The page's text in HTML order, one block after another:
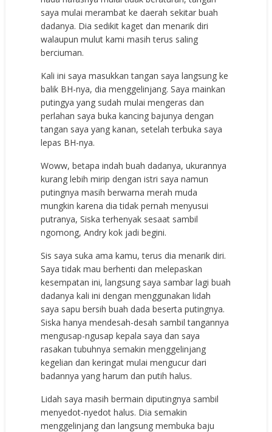
saya mulai merambat ke daerah sekitar buah
dadanya. Dia sedikit kaget dan menarik diri
walaupun mulut kami masih terus saling
berciuman.
Kali ini saya masukkan tangan saya langsung ke
balik BH-nya, dia menggelinjang. Saya mainkan
putingya yang sudah mulai mengeras dan
perlahan saya buka kancing bajunya dengan
tangan saya yang kanan, setelah terbuka saya
lepas BH-nya.
Woww, betapa indah buah dadanya, ukurannya
kurang lebih mirip dengan istri saya namun
putingnya masih berwarna merah muda
mungkin karena dia tidak pernah menyusui
putranya, Siska terhenyak sesaat sambil
ngomong, Andry kok jadi begini.
Sis saya suka ama kamu, terus dia menarik diri.
Saya tidak mau berhenti dan melepaskan
kesempatan ini, langsung saya sambar lagi buah
dadanya kali ini dengan menggunakan lidah
saya sapu bersih buah dada beserta putingnya.
Siska hanya mendesah-desah sambil tangannya
mengusap-ngusap kepala saya dan saya
rasakan tubuhnya semakin menggelinjang
kegelian dan keringat mulai mengucur dari
badannya yang harum dan putih halus.
Lidah saya masih bermain diputingnya sambil
menyedot-nyedot halus. Dia semakin
menggelinjang dan langsung membuka baju